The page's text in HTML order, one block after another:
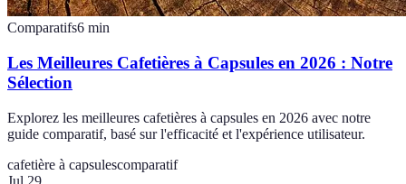
Comparatifs6 min
Les Meilleures Cafetières à Capsules en 2026 : Notre
Sélection
Explorez les meilleures cafetières à capsules en 2026 avec notre
guide comparatif, basé sur l'efficacité et l'expérience utilisateur.
cafetière à capsulescomparatif
Jul 29